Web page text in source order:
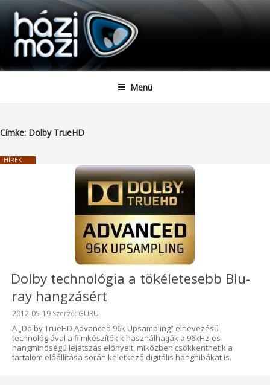
Tartalomhoz
HAZIMOZI
Menü
Címke: Dolby TrueHD
HÍREK
Dolby technológia a tökéletesebb Blu-
ray hangzásért
Beküldve:
2012-05-19 Szerző: GURU
A „Dolby TrueHD Advanced 96k Upsampling” elnevezésű
technológiával a filmkészítők kihasználhatják a 96kHz-es
hangminőségű lejátszás előnyeit, miközben csökkenthetik a
tartalom előállítása során keletkező digitális hanghibákat is.